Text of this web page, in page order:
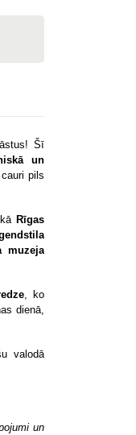
Šī
un
pils
Rīgas
muzeja
, ko
dienā,
valodā
un